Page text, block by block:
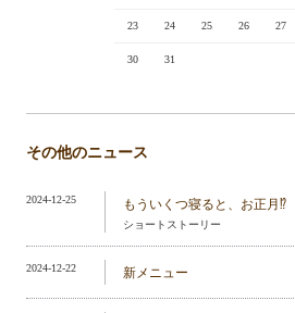
23 24 25 26 27
30 31
その他のニュース
2024-12-25 もういくつ寝ると、お正月⁉️
ショートストーリー
2024-12-22 新メニュー